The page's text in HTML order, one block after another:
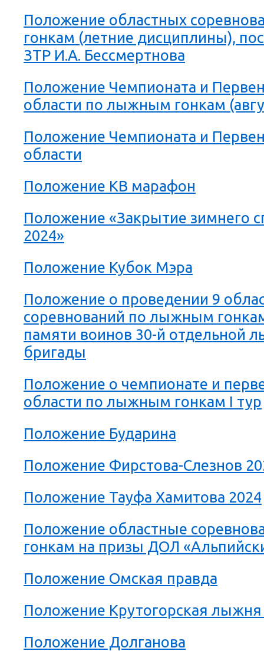
Положение областных
гонкам (летние дисциплины),
ЗТР И.А. Бессмертнова
Положение Чемпионата и
области по лыжным гонкам
Положение Чемпионата и
области
Положение КВ марафон
Положение «Закрытие зимнего
2024»
Положение Кубок Мэра
Положение о проведении 9
соревнований по лыжным
памяти воинов 30-й отдельной
бригады
Положение о чемпионате и
области по лыжным гонкам I тур
Положение Бударина
Положение Фирстова-Слезнов
Положение Тауфа Хамитова 2024
Положение областные
гонкам на призы ДОЛ
Положение Омская правда
Положение Крутогорская лыжня
Положение Долганова